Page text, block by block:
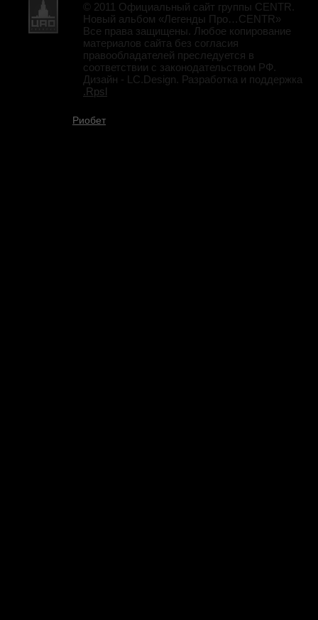
© 2011 Официальный сайт группы CENTR.
Новый альбом «Легенды Про…CENTR»
Все права защищены. Любое копирование
материалов сайта без согласия
правообладателей преследуется в
соответствии с законодательством РФ.
Дизайн - LC.Design. Разработка и поддержка
.Rpsl
Риобет